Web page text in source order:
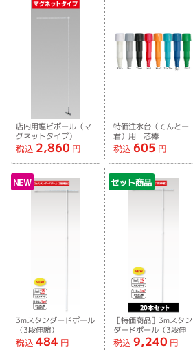
店内用塩ビポール（マ
グネットタイプ）
AL-KM8-0010
税込 2,860 円
特価注水台（てんとー
君）用 芯棒
税込 605 円
NEW
3mスタンダードポール
（3段伸縮）
税込 484 円
セット商品
［特価商品］3mスタン
ダードポール（3段伸
縮）［20本セット］
税込 9,240 円